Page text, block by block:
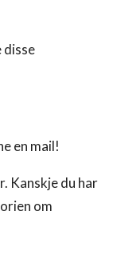
disse
en mail!
Kanskje du har
om